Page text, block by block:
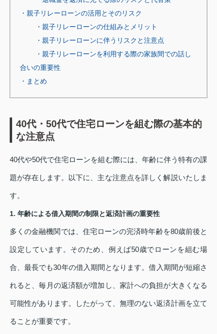
・親子リレーローンの活用とそのリスク
・親子リレーローンの仕組みとメリット
・親子リレーローンに伴うリスクと注意点
・親子リレーローンを利用する際の家族間での話し
合いの重要性
・まとめ
40代・50代で住宅ローンを組む際の基本的
な注意点
40代や50代で住宅ローンを組む際には、年齢に伴う特有の課
題が存在します。以下に、主な注意点を詳しく解説いたしま
す。
1. 年齢による借入期間の制限と返済計画の重要性
多くの金融機関では、住宅ローンの完済時年齢を80歳前後と
設定しています。そのため、例えば50歳でローンを組む場
合、最長でも30年の借入期間となります。借入期間が短縮さ
れると、毎月の返済額が増加し、家計への負担が大きくなる
可能性があります。したがって、無理のない返済計画を立て
ることが重要です。